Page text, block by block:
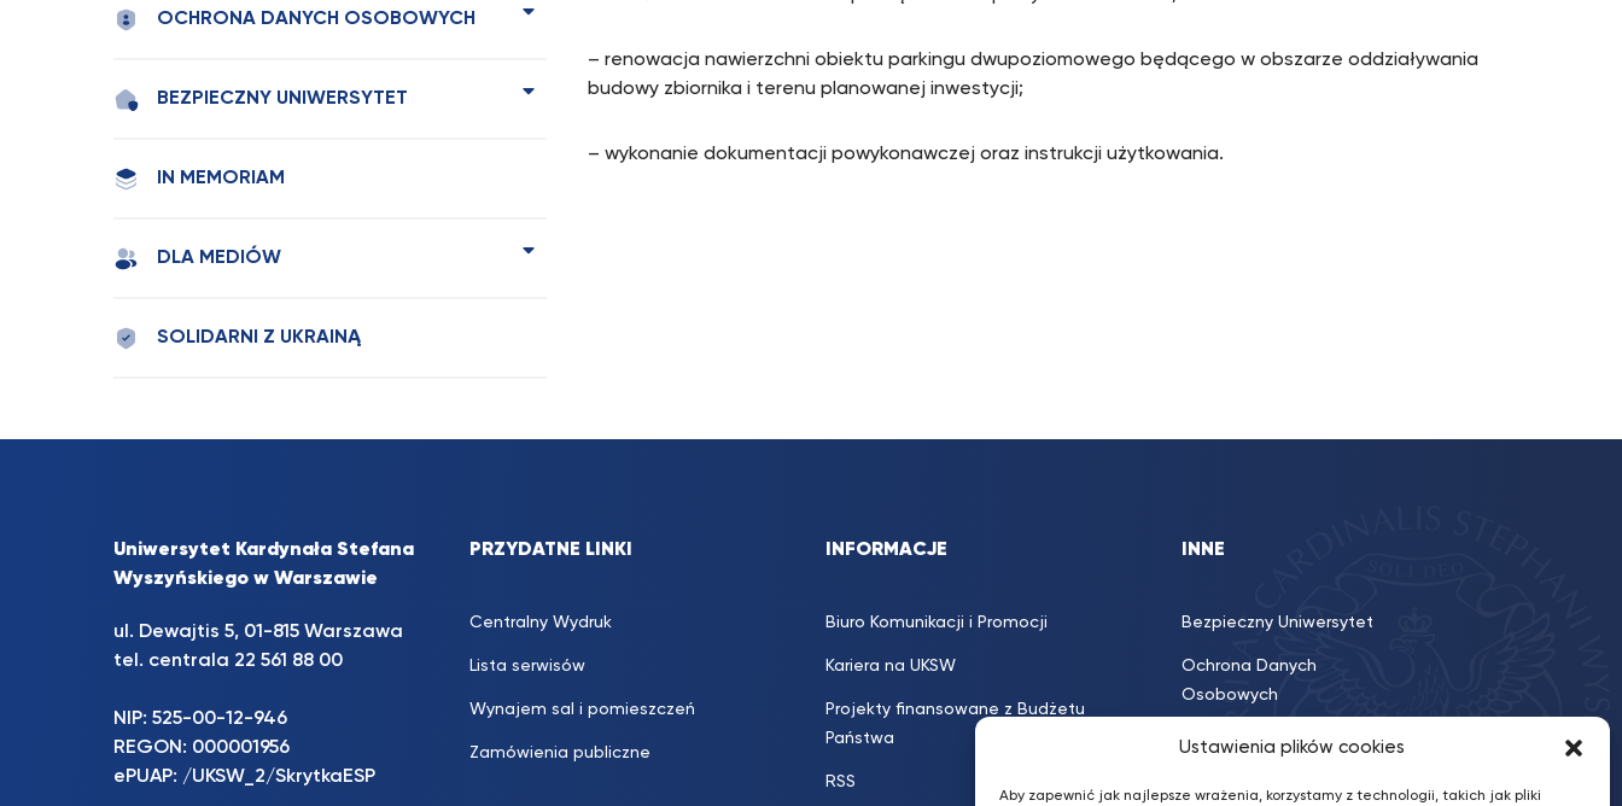
Ustawienia plików cookies
Aby zapewnić jak najlepsze wrażenia, korzystamy z technologii, takich jak pliki
OCHRONA DANYCH OSOBOWYCH
BEZPIECZNY UNIWERSYTET
IN MEMORIAM
DLA MEDIÓW
SOLIDARNI Z UKRAINĄ
– renowacja nawierzchni obiektu parkingu dwupoziomowego będącego w obszarze oddziaływania
budowy zbiornika i terenu planowanej inwestycji;
– wykonanie dokumentacji powykonawczej oraz instrukcji użytkowania.
Uniwersytet Kardynała Stefana
Wyszyńskiego w Warszawie
ul. Dewajtis 5, 01-815 Warszawa
tel. centrala 22 561 88 00
NIP: 525-00-12-946
REGON: 000001956
ePUAP: /UKSW_2/SkrytkaESP
PRZYDATNE LINKI
Centralny Wydruk
Lista serwisów
Wynajem sal i pomieszczeń
Zamówienia publiczne
INFORMACJE
Biuro Komunikacji i Promocji
Kariera na UKSW
Projekty finansowane z Budżetu
Państwa
RSS
INNE
Bezpieczny Uniwersytet
Ochrona Danych
Osobowych
Poczta UKSW